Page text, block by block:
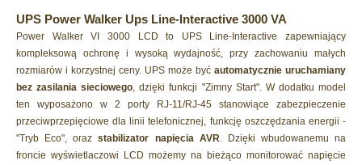
UPS Power Walker Ups Line-Interactive 3000 VA
Power Walker VI 3000 LCD to UPS Line-Interactive zapewniający
kompleksową ochronę i wysoką wydajność, przy zachowaniu małych
rozmiarów i korzystnej ceny. UPS może być automatycznie uruchamiany
bez zasilania sieciowego, dzięki funkcji "Zimny Start". W dodatku model
ten wyposażono w 2 porty RJ-11/RJ-45 stanowiące zabezpieczenie
przeciwprzepięciowe dla linii telefonicznej, funkcję oszczędzania energii -
"Tryb Eco", orazstabilizator napięcia AVR. Dzięki wbudowanemu na
froncie wyświetlaczowi LCD możemy na bieżąco monitorować napięcie